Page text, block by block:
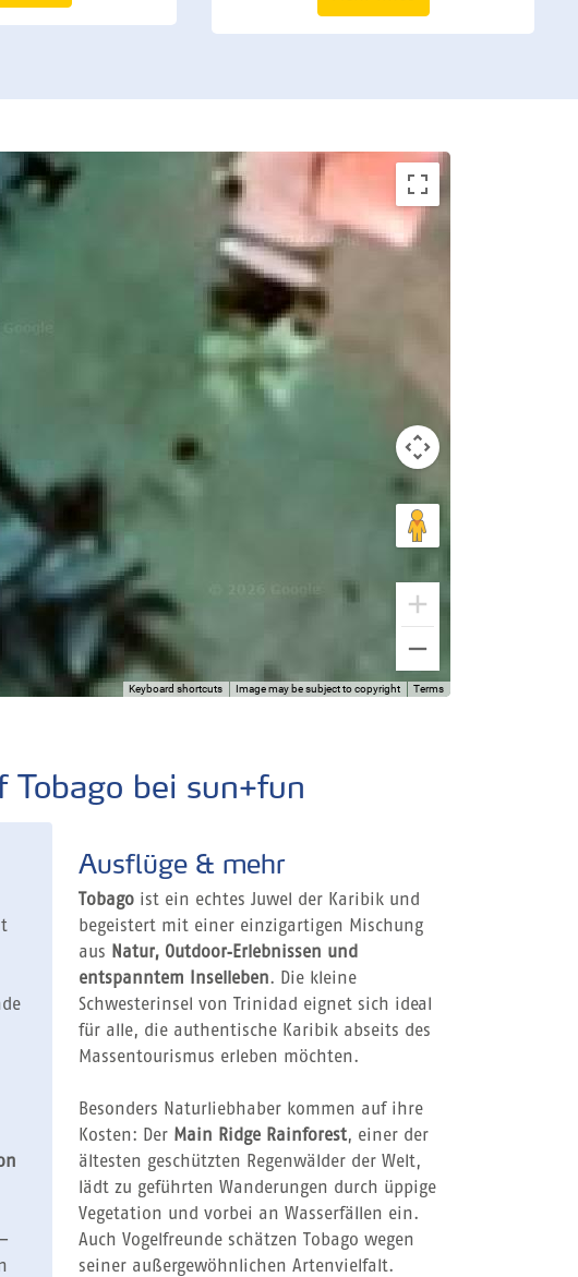
Keyboard shortcuts Image may be subject to copyright Terms
bei sun+fun
Ausflüge & mehr
Tobago ist ein echtes Juwel der Karibik und
begeistert mit einer einzigartigen Mischung
aus Natur, Outdoor‑Erlebnissen und
entspanntem Inselleben. Die kleine
Schwesterinsel von Trinidad eignet sich ideal
für alle, die authentische Karibik abseits des
Massentourismus erleben möchten.
Besonders Naturliebhaber kommen auf ihre
Kosten: Der Main Ridge Rainforest, einer der
ältesten geschützten Regenwälder der Welt,
lädt zu geführten Wanderungen durch üppige
Vegetation und vorbei an Wasserfällen ein.
Auch Vogelfreunde schätzen Tobago wegen
seiner außergewöhnlichen Artenvielfalt.